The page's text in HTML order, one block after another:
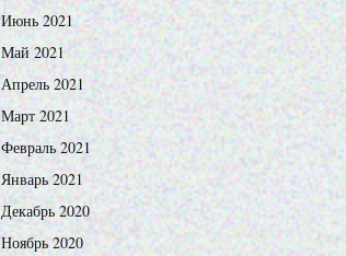
Июнь 2021
Май 2021
Апрель 2021
Март 2021
Февраль 2021
Январь 2021
Декабрь 2020
Ноябрь 2020